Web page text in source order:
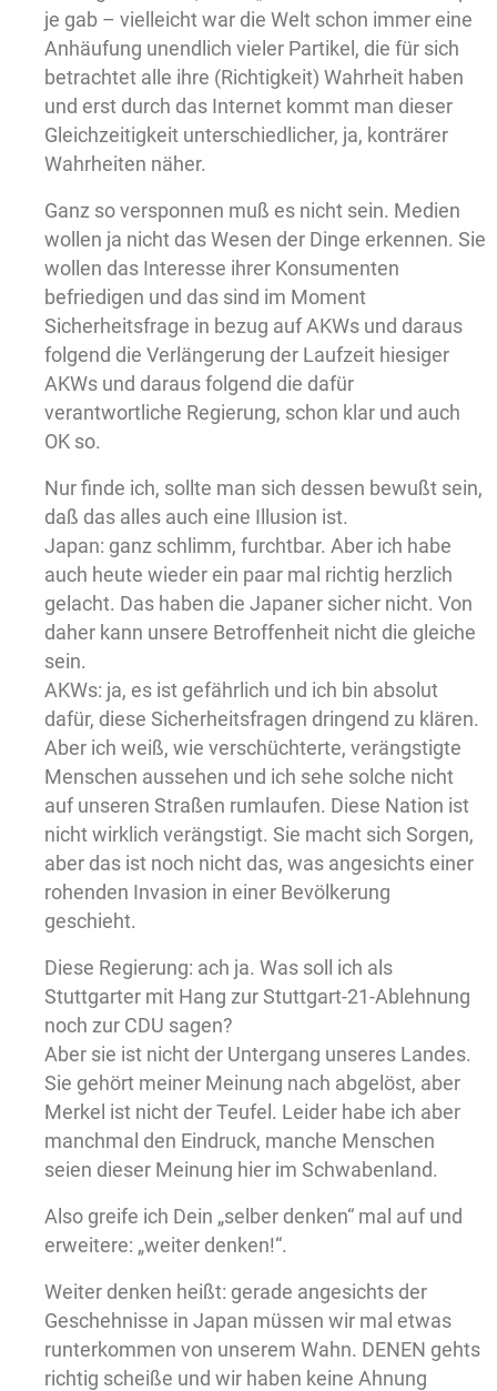
je gab – vielleicht war die Welt schon immer eine
Anhäufung unendlich vieler Partikel, die für sich
betrachtet alle ihre (Richtigkeit) Wahrheit haben
und erst durch das Internet kommt man dieser
Gleichzeitigkeit unterschiedlicher, ja, konträrer
Wahrheiten näher.
Ganz so versponnen muß es nicht sein. Medien
wollen ja nicht das Wesen der Dinge erkennen. Sie
wollen das Interesse ihrer Konsumenten
befriedigen und das sind im Moment
Sicherheitsfrage in bezug auf AKWs und daraus
folgend die Verlängerung der Laufzeit hiesiger
AKWs und daraus folgend die dafür
verantwortliche Regierung, schon klar und auch
OK so.
Nur finde ich, sollte man sich dessen bewußt sein,
daß das alles auch eine Illusion ist.
Japan: ganz schlimm, furchtbar. Aber ich habe
auch heute wieder ein paar mal richtig herzlich
gelacht. Das haben die Japaner sicher nicht. Von
daher kann unsere Betroffenheit nicht die gleiche
sein.
AKWs: ja, es ist gefährlich und ich bin absolut
dafür, diese Sicherheitsfragen dringend zu klären.
Aber ich weiß, wie verschüchterte, verängstigte
Menschen aussehen und ich sehe solche nicht
auf unseren Straßen rumlaufen. Diese Nation ist
nicht wirklich verängstigt. Sie macht sich Sorgen,
aber das ist noch nicht das, was angesichts einer
rohenden Invasion in einer Bevölkerung
geschieht.
Diese Regierung: ach ja. Was soll ich als
Stuttgarter mit Hang zur Stuttgart-21-Ablehnung
noch zur CDU sagen?
Aber sie ist nicht der Untergang unseres Landes.
Sie gehört meiner Meinung nach abgelöst, aber
Merkel ist nicht der Teufel. Leider habe ich aber
manchmal den Eindruck, manche Menschen
seien dieser Meinung hier im Schwabenland.
Also greife ich Dein „selber denken“ mal auf und
erweitere: „weiter denken!“.
Weiter denken heißt: gerade angesichts der
Geschehnisse in Japan müssen wir mal etwas
runterkommen von unserem Wahn. DENEN gehts
richtig scheiße und wir haben keine Ahnung